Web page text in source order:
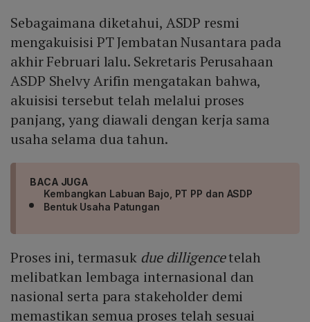
Sebagaimana diketahui, ASDP resmi
mengakuisisi PT Jembatan Nusantara pada
akhir Februari lalu. Sekretaris Perusahaan
ASDP Shelvy Arifin mengatakan bahwa,
akuisisi tersebut telah melalui proses
panjang, yang diawali dengan kerja sama
usaha selama dua tahun.
BACA JUGA
Kembangkan Labuan Bajo, PT PP dan ASDP
Bentuk Usaha Patungan
Proses ini, termasuk due dilligencetelah
melibatkan lembaga internasional dan
nasional serta para stakeholder demi
memastikan semua proses telah sesuai